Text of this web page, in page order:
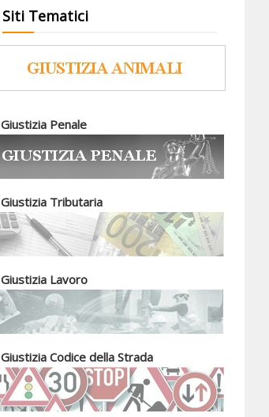
Siti Tematici
Giustizia Penale
Giustizia Tributaria
Giustizia Lavoro
Giustizia Codice della Strada